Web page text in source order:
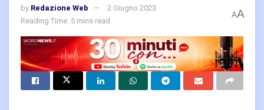
by Redazione Web
2 Giugno 2023
Reading Time: 5 mins read
AA